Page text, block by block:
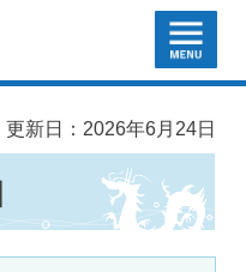
MENU
更新日：2026年6月24日